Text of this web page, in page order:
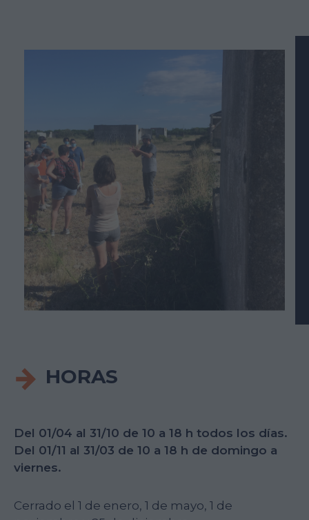
HORAS
Del 01/04 al 31/10 de 10 a 18 h todos los días.
Del 01/11 al 31/03 de 10 a 18 h de domingo a
viernes.
Cerrado el 1 de enero, 1 de mayo, 1 de